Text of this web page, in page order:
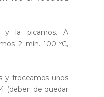
y la picamos. A
2 min. 100 ºC,
y troceamos unos
(deben de quedar